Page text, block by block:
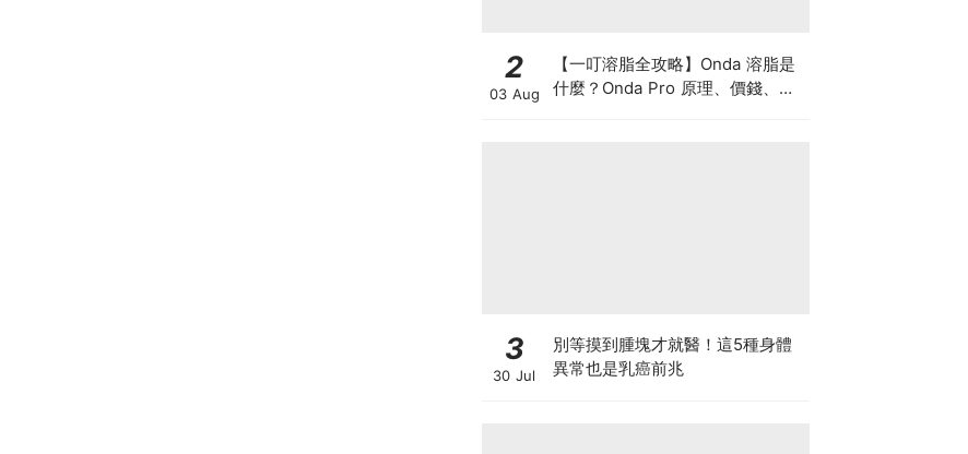
2
03 Aug
【一叮溶脂全攻略】Onda 溶脂是
什麼？Onda Pro 原理、價錢、次
3
30 Jul
別等摸到腫塊才就醫！這5種身體
異常也是乳癌前兆